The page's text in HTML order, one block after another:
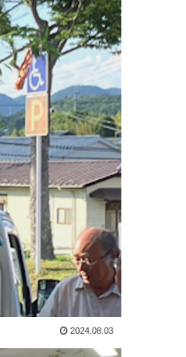
2024.08.03